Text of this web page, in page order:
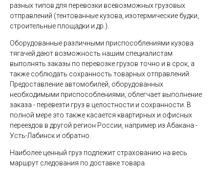
разных типов для перевозки всевозможных грузовых
отправлений (тентованные кузова, изотермические будки,
строительные площадки и др.).
Оборудованные различными приспособлениями кузова
тягачей дают возможность нашим специалистам
выполнять заказы по перевозке грузов точно и в срок, а
также соблюдать сохранность товарных отправлений.
Предоставление автомобилей, оборудованных
необходимыми приспособлениями, облегчает выполнение
заказа - перевезти груз в целостности и сохранности. В
полной мере это также касается квартирных и офисных
переездов в другой регион России, например из Абакана -
Усть-Лабинск и обратно.
Наиболее ценный груз подлежит страхованию на весь
маршрут следования по доставке товара.